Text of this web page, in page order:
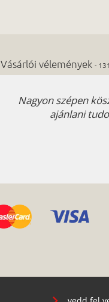
Vásárlói vélemények-
Nagyon szépen
ajánlani